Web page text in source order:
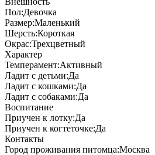
Пол:Девочка
Размер:Маленький
Шерсть:Короткая
Окрас:Трехцветный
Характер
Темперамент:Активный
Ладит с детьми:Да
Ладит с кошками:Да
Ладит с собаками:Да
Воспитание
Приучен к лотку:Да
Приучен к когтеточке:Да
Контакты
Город проживания питомца:Москва